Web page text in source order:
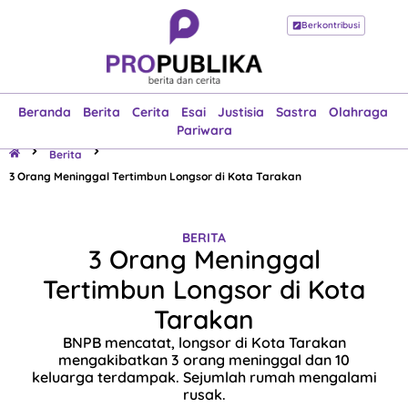
Berkontribusi
Beranda Berita Cerita Esai Justisia Sastra
Olahraga
Pariwara
Beranda
Esai
Justisia
Sastra
Olahraga
Pariwara
Berita
3 Orang Meninggal Tertimbun Longsor di Kota Tarakan
BERITA
3 Orang Meninggal
Tertimbun Longsor di Kota
Tarakan
BNPB mencatat, longsor di Kota Tarakan
mengakibatkan 3 orang meninggal dan 10
keluarga terdampak. Sejumlah rumah mengalami
rusak.